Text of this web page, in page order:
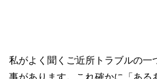
私がよく聞くご近所トラブルの一
事があります。これ確かに「ある